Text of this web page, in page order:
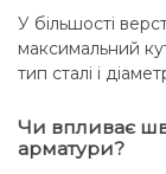
У більшості
максимальний
тип сталі і
Чи впливає
арматури?